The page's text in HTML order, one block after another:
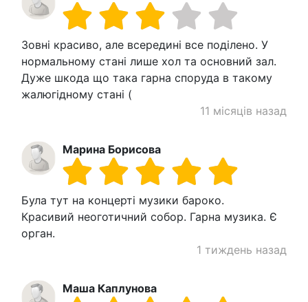
Зовні красиво, але всередині все поділено. У
нормальному стані лише хол та основний зал.
Дуже шкода що така гарна споруда в такому
жалюгідному стані (
11 місяців назад
Марина Борисова
Була тут на концерті музики бароко.
Красивий неоготичний собор. Гарна музика. Є
орган.
1 тиждень назад
Маша Каплунова